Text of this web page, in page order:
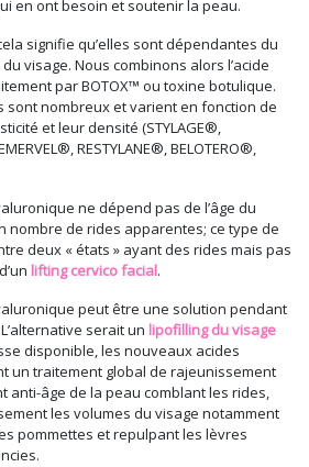
en ont besoin et soutenir la peau.
signifie qu’elles sont dépendantes du
visage. Nous combinons alors l’acide
par BOTOX™ ou toxine botulique.
sont nombreux et varient en fonction de
et leur densité (STYLAGE®,
RESTYLANE®, BELOTERO®,
ne dépend pas de l’âge du
nombre de rides apparentes; ce type de
deux « états » ayant des rides mais pas
lifting cervico facial.
peut être une solution pendant
serait un lipofilling du visage
disponible, les nouveaux acides
un traitement global de rajeunissement
anti-âge de la peau comblant les rides,
les volumes du visage notamment
pommettes et repulpant les lèvres